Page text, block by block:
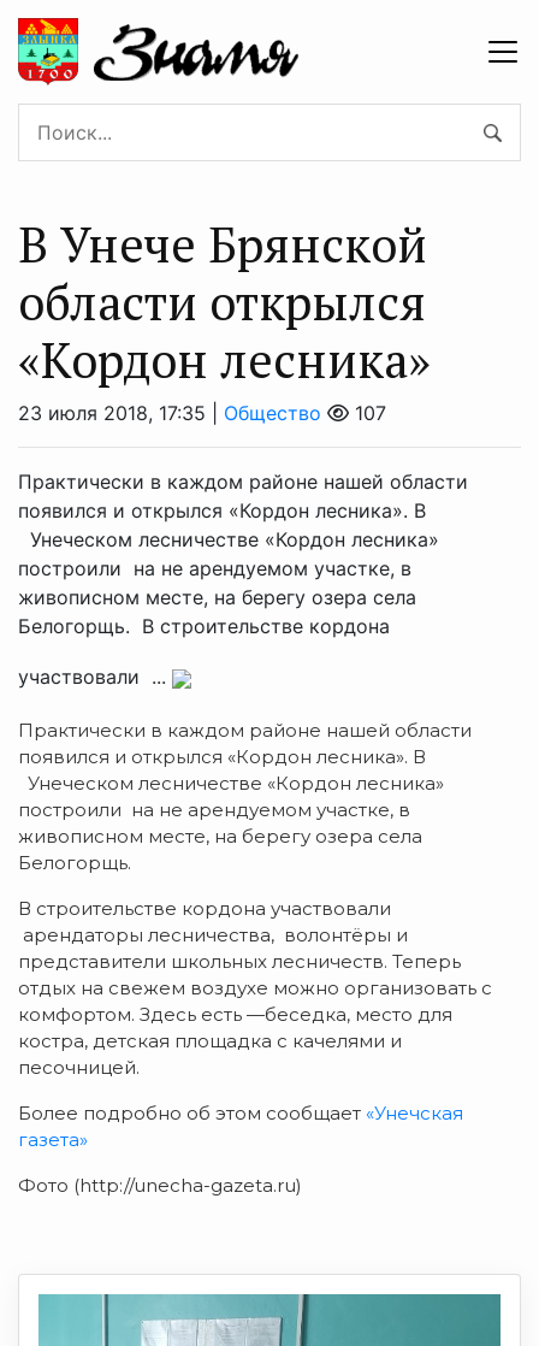
В Унече Брянской
области открылся
«Кордон лесника»
23 июля 2018, 17:35 | Общество 107
Практически в каждом районе нашей области
появился и открылся «Кордон лесника». В
Унеческом лесничестве «Кордон лесника»
построили на не арендуемом участке, в
живописном месте, на берегу озера села
Белогорщь. В строительстве кордона
участвовали ...
Практически в каждом районе нашей области
появился и открылся «Кордон лесника». В
Унеческом лесничестве «Кордон лесника»
построили на не арендуемом участке, в
живописном месте, на берегу озера села
Белогорщь.
В строительстве кордона участвовали
арендаторы лесничества, волонтёры и
представители школьных лесничеств. Теперь
отдых на свежем воздухе можно организовать с
комфортом. Здесь есть —беседка, место для
костра, детская площадка с качелями и
песочницей.
Более подробно об этом сообщает «Унечская
газета»
Фото (http://unecha-gazeta.ru)